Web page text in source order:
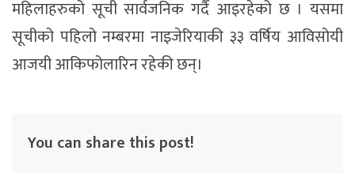
महिलाहरुको सूची सार्वजनिक गर्दै आइरहेको छ । यसमा
सूचीको पहिलो नम्बरमा नाइजेरियाकी ३३ वर्षिय आविसोयी
आजयी आकिफोलारिन रहेकी छन्।
You can share this post!